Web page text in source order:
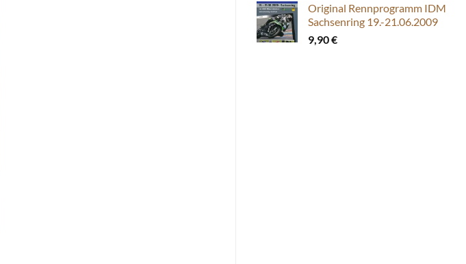
Original Rennprogramm IDM
Sachsenring 19.-21.06.2009
9,90€